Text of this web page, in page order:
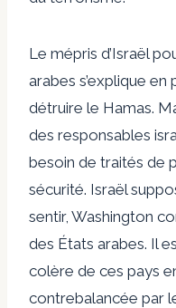
Le mépris d’Israël
arabes s’explique
détruire le Hamas.
des responsables
besoin de traités de
sécurité. Israël
sentir, Washington
des États arabes. Il
colère de ces pays
contrebalancée par